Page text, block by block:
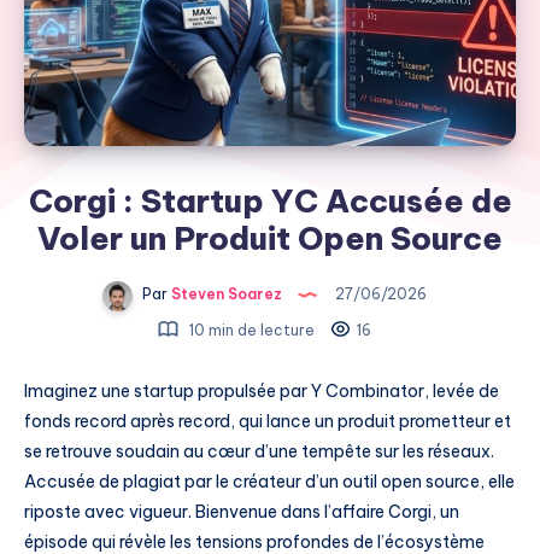
Corgi : Startup YC Accusée de
Voler un Produit Open Source
ParSteven Soarez
27/06/2026
10 min de lecture
16
Imaginez une startup propulsée par Y Combinator, levée de
fonds record après record, qui lance un produit prometteur et
se retrouve soudain au cœur d’une tempête sur les réseaux.
Accusée de plagiat par le créateur d’un outil open source, elle
riposte avec vigueur. Bienvenue dans l’affaire Corgi, un
épisode qui révèle les tensions profondes de l’écosystème